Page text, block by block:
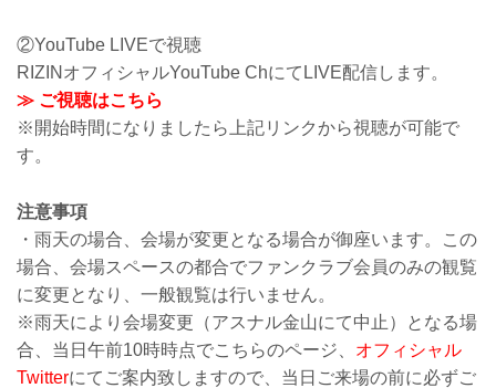
②YouTube LIVEで視聴
RIZINオフィシャルYouTube ChにてLIVE配信します。
≫ ご視聴はこちら
※開始時間になりましたら上記リンクから視聴が可能で
す。
注意事項
・雨天の場合、会場が変更となる場合が御座います。この
場合、会場スペースの都合でファンクラブ会員のみの観覧
に変更となり、一般観覧は行いません。
※雨天により会場変更（アスナル金山にて中止）となる場
合、当日午前10時時点でこちらのページ、 オフィシャル
Twitterにてご案内致しますので、当日ご来場の前に必ずご